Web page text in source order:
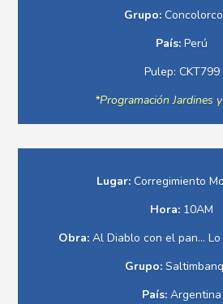
Grupo:
País: Perú
Pulep: CKT799
*Programación Jardines
Lugar: Corregimiento
Hora: 10AM
Obra: Al Diablo con el pan...
Grupo:
País: Argentina